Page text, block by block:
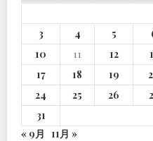
3
4 5
10
11 12
17
18 19
24
25 26
31
« 9月 11月 »